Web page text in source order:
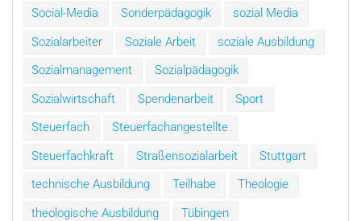
Social-Media
Sonderpädagogik
sozial Media
Sozialarbeiter
Soziale Arbeit
soziale Ausbildung
Sozialmanagement
Sozialpädagogik
Sozialwirtschaft
Spendenarbeit
Sport
Steuerfach
Steuerfachangestellte
Steuerfachkraft
Straßensozialarbeit
Stuttgart
technische Ausbildung
Teilhabe
Theologie
theologische Ausbildung
Tübingen